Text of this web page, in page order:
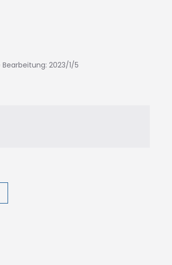
2023/1/5